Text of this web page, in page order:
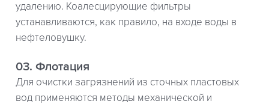
удалению. Коалесцирующие фильтры
устанавливаются, как правило, на входе воды в
нефтеловушку.
03. Флотация
Для очистки загрязнений из сточных пластовых
вод применяются методы механической и